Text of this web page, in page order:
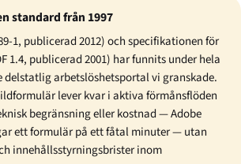
standard från 1997
1, publicerad 2012) och specifikationen för
1.4, publicerad 2001) har funnits under hela
delstatlig arbetslöshetsportal vi granskade.
lever kvar i aktiva förmånsflöden
begränsning eller kostnad — Adobe
ett formulär på ett fåtal minuter — utan
innehållsstyrningsbrister inom